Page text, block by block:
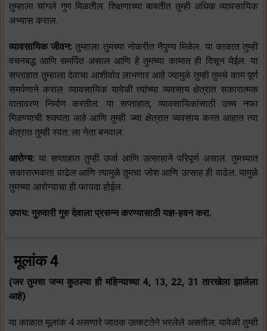
तुम्हाला चांगले गुण मिळतील. शिक्षणाच्या बाबतीत तुम्ही अधिक व्यावसायिक
अभ्यास कराल.
व्यावसायिक जीवन:तुम्हाला तुमच्या नोकरीत नैपुण्य मिळेल. या काळात तुम्ही
वचनबद्ध आणि समर्पित असाल आणि हे तुमच्या कामात ही दिसून येईल. या
सप्ताहात तुम्हाला देवाचा आशीर्वाद लाभणार आहे ज्यामुळे तुम्ही तुमचे काम पूर्ण
समर्पणाने कराल. व्यावसायिक यावेळी त्यांच्या व्यवसाय क्षेत्रात सकारात्मक
वातावरण निर्माण करतील. या सप्ताहात, व्यावसायिकांसाठी उच्च नफा
मिळण्याची शक्यता आहे आणि तुम्ही ज्या क्षेत्रात व्यवसाय करत आहात त्या
क्षेत्रात तुम्ही स्वत: ला नेता बनवाल.
आरोग्य: या सप्ताहात तुम्ही उर्जा आणि उत्साहाने परिपूर्ण असाल. तुमच्यात
सकारात्मकता वाढेल आणि त्यामुळे तुमचा जोश आणि उत्साह ही वाढेल. यामुळे
तुमच्या आरोग्याचा ही फायदा होईल.
उपाय: गुरुवारी गुरु देवाला प्रसन्‍न करण्यासाठी यज्ञ-हवन करा.
मूलांक 4
(जर तुमचा जन्म कुठल्या ही महिन्याच्या 4, 13, 22, 31 तारखेला झालेला
आहे)
या काळात मूलांक 4 असणारे जातक उत्कटतेने भरलेले असतील. यावेळी तुम्ही